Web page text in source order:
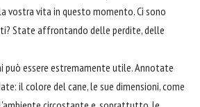
vostra vita in questo momento. Ci sono
State affrontando delle perdite, delle
può essere estremamente utile. Annotate
il colore del cane, le sue dimensioni, come